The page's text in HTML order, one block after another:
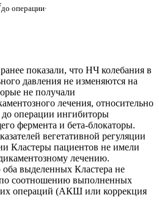
до операции
показали, что НЧ колебания в
давления не изменяются на
не получали
лечения, относительно
операции ингибиторы
фермента и бета-блокаторы.
вегетативной регуляции
Кластеры пациентов не имели
лечению.
выделенных Кластера не
по соотношению выполненных
операций (АКШ или коррекция